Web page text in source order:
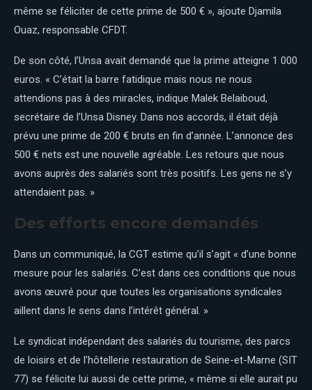
même se féliciter de cette prime de 500 € », ajoute Djamila
Ouaz, responsable CFDT.
De son côté, l’Unsa avait demandé que la prime atteigne 1 000
euros. « C’était la barre fatidique mais nous ne nous
attendions pas à des miracles, indique Malek Belaiboud,
secrétaire de l’Unsa Disney. Dans nos accords, il était déjà
prévu une prime de 200 € bruts en fin d’année. L’annonce des
500 € nets est une nouvelle agréable. Les retours que nous
avons auprès des salariés sont très positifs. Les gens ne s’y
attendaient pas. »
Des efforts encore demandés
Dans un communiqué, la CGT estime qu’il s’agit « d’une bonne
mesure pour les salariés. C’est dans ces conditions que nous
avons œuvré pour que toutes les organisations syndicales
aillent dans le sens dans l’intérêt général. »
Le syndicat indépendant des salariés du tourisme, des parcs
de loisirs et de l’hôtellerie restauration de Seine-et-Marne (SIT
77) se félicite lui aussi de cette prime, « même si elle aurait pu